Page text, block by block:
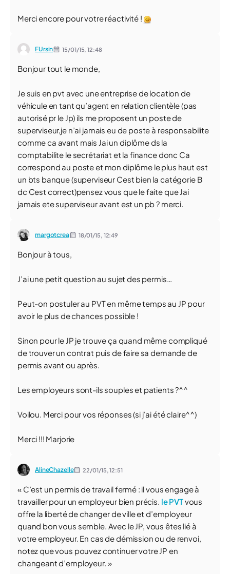
Merci encore pour votre réactivité !
FUrsin 15/01/15,12:48
Bonjour tout le monde,
Je suis en pvt avec une entreprise de location de
véhicule en tant qu’agent en relation clientèle (pas
autorisé pr le Jp) ils me proposent un poste de
superviseur,je n’ai jamais eu de poste à responsabilite
comme ca avant mais Jai un diplôme ds la
comptabilite le secrétariat et la finance donc Ca
correspond au poste et mon diplôme le plus haut est
un bts banque (superviseur Cest bien la catégorie B
dc Cest correct)pensez vous que le faite que Jai
jamais ete superviseur avant est un pb ? merci.
margotcrea 18/01/15, 12:49
Bonjour à tous,
J’ai une petit question au sujet des permis…
Peut-on postuler au PVT en même temps au JP pour
avoir le plus de chances possible !
Sinon pour le JP je trouve ça quand même compliqué
de trouver un contrat puis de faire sa demande de
permis avant ou après.
Les employeurs sont-ils souples et patients ?^^
Voilou. Merci pour vos réponses (si j’ai été claire^^)
Merci !!! Marjorie
AlineChazelle 22/01/15,12:51
« C’est un permis de travail fermé : il vous engage à
travailler pour un employeur bien précis. le PVTvous
offre la liberté de changer de ville et d’employeur
quand bon vous semble. Avec le JP, vous êtes lié à
votre employeur. En cas de démission ou de renvoi,
notez que vous pouvez continuer votre JP en
changeant d’employeur. »